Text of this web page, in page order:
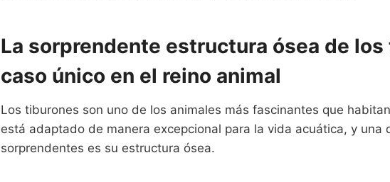
La sorprendente estructura ósea de
caso único en el reino animal
Los tiburones son uno de los animales más fascinantes que
está adaptado de manera excepcional para la vida acuática, y una
sorprendentes es su estructura ósea.